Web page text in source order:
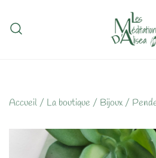
content
Accueil / La boutique / Bijoux/